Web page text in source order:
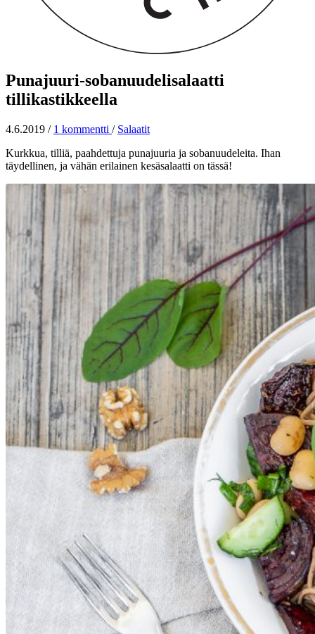
Punajuuri-sobanuudelisalaatti
tillikastikkeella
4.6.2019 / 1 kommentti / Salaatit
Kurkkua, tilliä, paahdettuja punajuuria ja sobanuudeleita. Ihan
täydellinen, ja vähän erilainen kesäsalaatti on tässä!